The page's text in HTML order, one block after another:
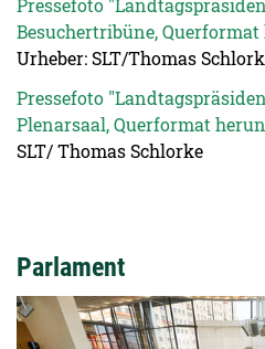
Pressefoto
Besuchertribüne,
Urheber: SLT/Thomas
Pressefoto
Plenarsaal, Querformat
SLT/ Thomas Schlorke
Parlament